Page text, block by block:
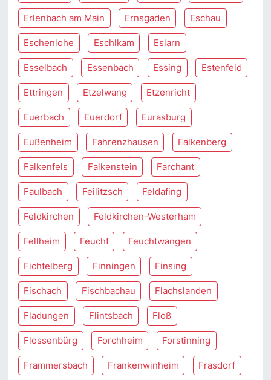
Erlenbach am Main Ernsgaden Eschau
Eschenlohe Eschlkam Eslarn
Esselbach Essenbach Essing Estenfeld
Ettringen Etzelwang Etzenricht
Euerbach Euerdorf Eurasburg
Eußenheim Fahrenzhausen Falkenberg
Falkenfels Falkenstein Farchant
Faulbach Feilitzsch Feldafing
Feldkirchen Feldkirchen-Westerham
Fellheim Feucht Feuchtwangen
Fichtelberg Finningen Finsing
Fischach Fischbachau Flachslanden
Fladungen Flintsbach Floß
Flossenbürg Forchheim Forstinning
Frammersbach Frankenwinheim Frasdorf